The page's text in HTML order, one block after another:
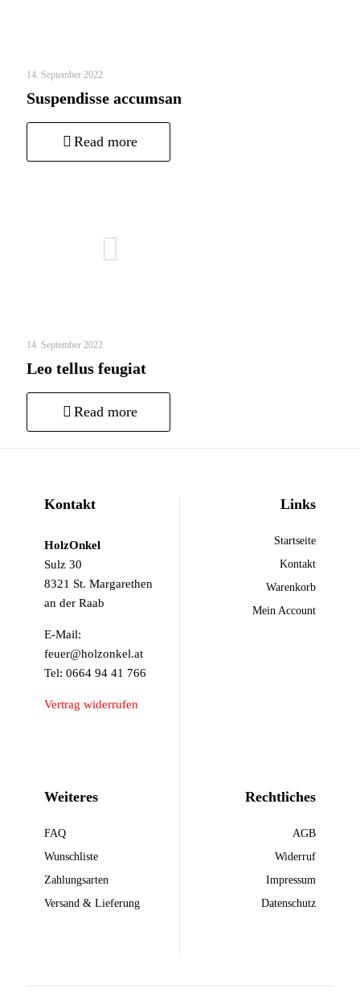
14. September 2022
Suspendisse accumsan
Read more
14. September 2022
Leo tellus feugiat
Read more
Kontakt
HolzOnkel
Sulz 30
8321 St. Margarethen
an der Raab
E-Mail:
feuer@holzonkel.at
Tel: 0664 94 41 766
Vertrag widerrufen
Links
Startseite
Kontakt
Warenkorb
Mein Account
Weiteres
FAQ
Wunschliste
Zahlungsarten
Versand & Lieferung
Rechtliches
AGB
Widerruf
Impressum
Datenschutz